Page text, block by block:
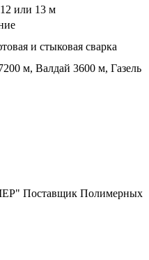
или 13 м
и стыковая сварка
м, Валдай 3600 м, Газель
Поставщик Полимерных